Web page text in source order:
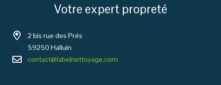
Votre expert propreté
2 bis rue des Prés
59250 Halluin
contact@labelnettoyage.com